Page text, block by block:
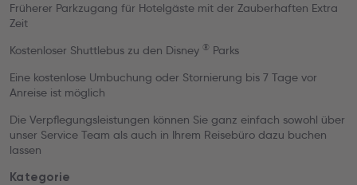
Früherer Parkzugang für Hotelgäste mit der Zauberhaften Extra
Zeit
Kostenloser Shuttlebus zu den Disney ® Parks
Eine kostenlose Umbuchung oder Stornierung bis 7 Tage vor
Anreise ist möglich
Die Verpflegungsleistungen können Sie ganz einfach sowohl über
unser Service Team als auch in Ihrem Reisebüro dazu buchen
lassen
Kategorie